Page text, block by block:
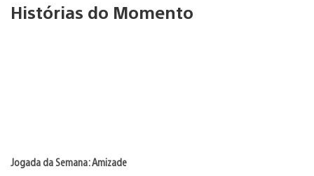
Histórias do Momento
Jogada da Semana: Amizade